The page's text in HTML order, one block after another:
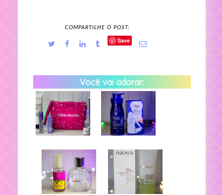
COMPARTILHE O POST:
Save
Você vai adorar: